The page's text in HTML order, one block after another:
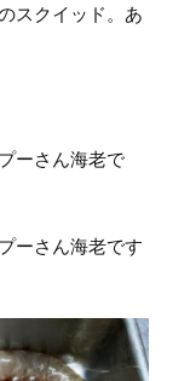
スクイッド。あ
ーさん海老で
ーさん海老です